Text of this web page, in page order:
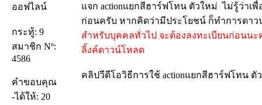
ออฟไลน์
กระทู้: 9
สมาชิก Nº:
4586
คำขอบคุณ
-ได้ให้: 20
แจก actionแยกสีฮาร์ฟโทน ตัวใหม่ ไม่รู้ว่าเ
ก่อนครับ หากคิดว่ามีประโยชน์ ก็ทำการดาว
สำหรับบุคคลทั่วไป จะต้องลงทะเบียนก่อนน
ลิ้งค์ดาวน์โหลด
คลิปวีดีโอวิธีการใช้ actionแยกสีฮาร์ฟโทน ตั